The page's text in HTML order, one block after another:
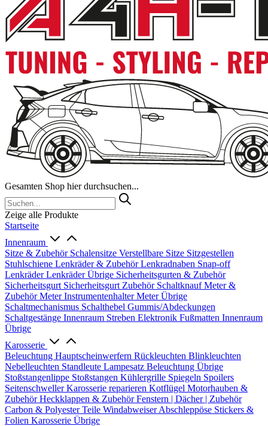
Gesamten Shop hier durchsuchen...
Zeige alle Produkte
Startseite
Innenraum
Sitze & Zubehör Schalensitze Verstellbare Sitze Sitzgestellen
Stuhlschiene Lenkräder & ZubehörLenkradnaben Snap-off
LenkräderLenkräder Übrige Sicherheitsgurten & Zubehör
Sicherheitsgurt Sicherheitsgurt Zubehör SchaltknaufMeter &
ZubehörMeterInstrumentenhalterMeter Übrige
Schaltmechanismus Schalthebel Gummis/Abdeckungen
Schaltgestänge Innenraum Streben Elektronik Fußmatten Innenraum
Übrige
Karosserie
Beleuchtung Hauptscheinwerfern Rückleuchten Blinkleuchten
Nebelleuchten Standleute Lampesatz Beleuchtung Übrige
Stoßstangenlippe Stoßstangen Kühlergrille Spiegeln Spoilers
SeitenschwellerKarosserie reparieren Kotflügel Motorhauben &
ZubehörHeckklappen & ZubehörFenstern | Dächer | Zubehör
Carbon & Polyester Teile WindabweiserAbschleppöse Stickers &
Folien Karosserie Übrige